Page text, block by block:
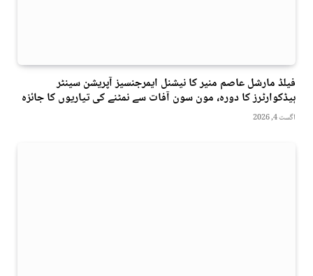
فیلڈ مارشل عاصم منیر کا نیشنل ایمرجنسیز آپریشن سینٹر
ہیڈکوارٹرز کا دورہ، مون سون آفات سے نمٹنے کی تیاریوں کا جائزہ
اگست 4, 2026